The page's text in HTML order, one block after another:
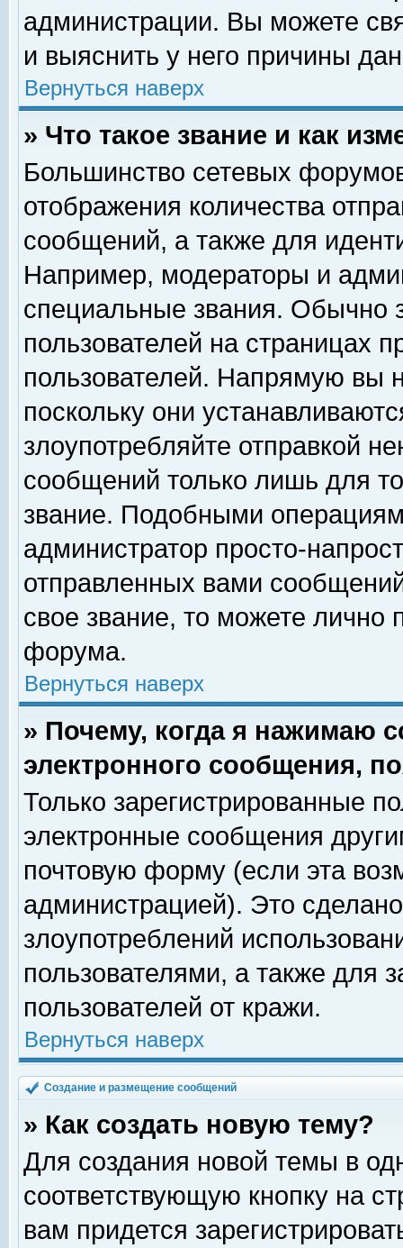
администрации. Вы можете
и выяснить у него причины
Вернуться наверх
» Что такое звание и как
Большинство сетевых
отображения количества
сообщений, а также для
Например, модераторы и
специальные звания. Обычно
пользователей на страницах
пользователей. Напрямую вы
поскольку они
злоупотребляйте отправкой
сообщений только лишь для
звание. Подобными
администратор просто-
отправленных вами
свое звание, то можете лично
форума.
Вернуться наверх
» Почему, когда я нажимаю
электронного сообщения,
Только зарегистрированные
электронные сообщения
почтовую форму (если эта
администрацией). Это
злоупотреблений
пользователями, а также для
пользователей от кражи.
Вернуться наверх
Создание и размещение сообщений
» Как создать новую тему?
Для создания новой темы в
соответствующую кнопку на
вам придется